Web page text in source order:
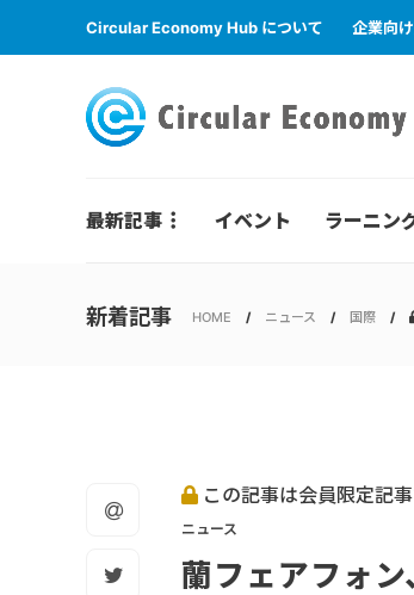
Circular Economy Hub について 企業向
最新記事 イベント ラーニン
新着記事 HOME ニュース 国際
この記事は会員限定記
ニュース
蘭フェアフォ